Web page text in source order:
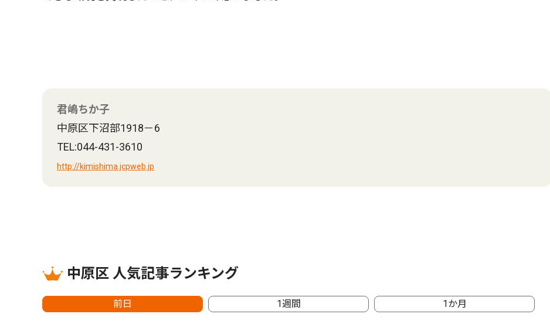
君嶋ちか子
中原区下沼部1918－6
TEL:044-431-3610
http://kimishima.jcpweb.jp
中原区 人気記事ランキング
前日 1週間 1か月